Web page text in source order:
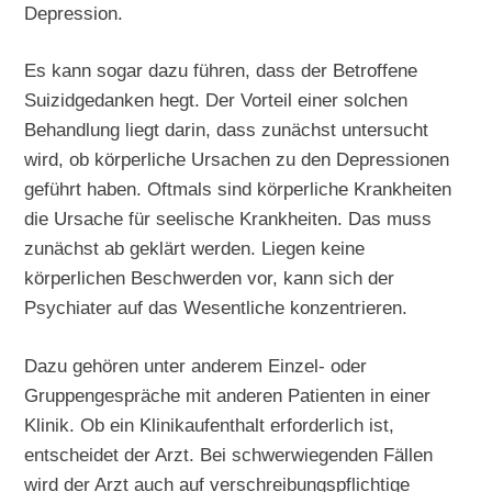
Depression.
Es kann sogar dazu führen, dass der Betroffene
Suizidgedanken hegt. Der Vorteil einer solchen
Behandlung liegt darin, dass zunächst untersucht
wird, ob körperliche Ursachen zu den Depressionen
geführt haben. Oftmals sind körperliche Krankheiten
die Ursache für seelische Krankheiten. Das muss
zunächst ab geklärt werden. Liegen keine
körperlichen Beschwerden vor, kann sich der
Psychiater auf das Wesentliche konzentrieren.
Dazu gehören unter anderem Einzel- oder
Gruppengespräche mit anderen Patienten in einer
Klinik. Ob ein Klinikaufenthalt erforderlich ist,
entscheidet der Arzt. Bei schwerwiegenden Fällen
wird der Arzt auch auf verschreibungspflichtige